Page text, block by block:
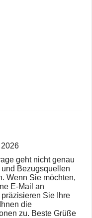
geht nicht genau
Bezugsquellen
Wenn Sie möchten,
E-Mail an
Sie Ihre
die
zu. Beste Grüße